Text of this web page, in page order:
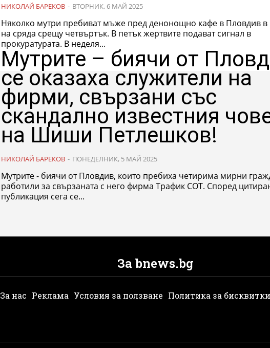
НИКОЛАЙ БАРЕКОВ - ВТОРНИК, 6 МАЙ 2025
Няколко мутри пребиват мъже пред денонощно кафе в Пловдив
на сряда срещу четвъртък. В петък жертвите подават сигнал в
прокуратурата. В неделя...
Мутрите – биячи от
се оказаха служители на
фирми, свързани със
скандално известния
на Шиши Петлешков!
НИКОЛАЙ БАРЕКОВ - ПОНЕДЕЛНИК, 5 МАЙ 2025
Мутрите - биячи от Пловдив, които пребиха четирима мирни
работили за свързаната с него фирма Трафик СОТ. Според
публикация сега се...
За bnews.bg
За нас Реклама Условия за ползване Политика за бисквитки